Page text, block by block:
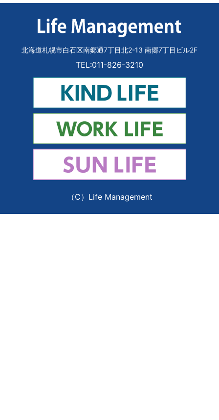
北海道札幌市白石区南郷通7丁目北2-13 南郷7丁目ビル2F
TEL:011-826-3210
（C）Life Management